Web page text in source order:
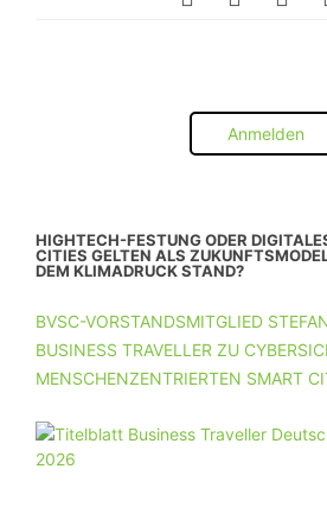
Anmelden
HIGHTECH-FESTUNG ODER
CITIES GELTEN ALS
DEM KLIMADRUCK STAND?
BVSC-VORSTANDSMITGLIED
BUSINESS TRAVELLER ZU
MENSCHENZENTRIERTEN SMART